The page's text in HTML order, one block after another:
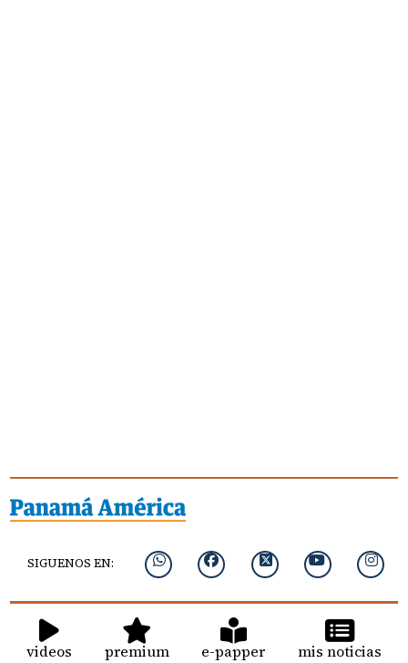
SIGUENOS EN:
videos premium e-papper mis noticias